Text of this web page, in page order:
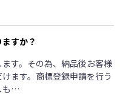
すか？
す。その為、納品後お客様
ます。商標登録申請を行う
も…